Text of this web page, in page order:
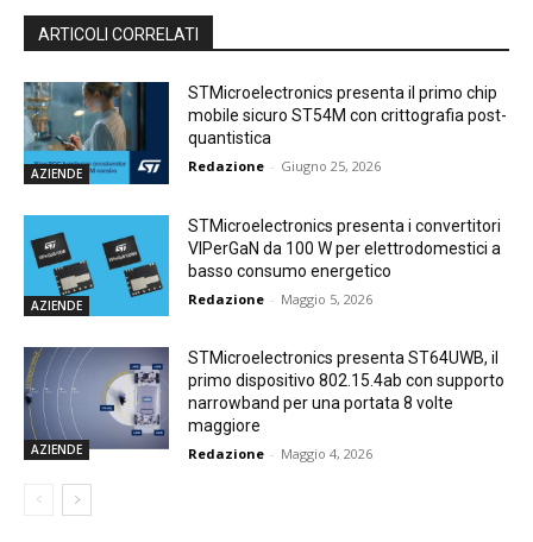
ARTICOLI CORRELATI
AZIENDE
STMicroelectronics presenta il primo chip
mobile sicuro ST54M con crittografia post-
quantistica
Redazione - Giugno 25, 2026
AZIENDE
STMicroelectronics presenta i convertitori
VIPerGaN da 100 W per elettrodomestici a
basso consumo energetico
Redazione - Maggio 5, 2026
AZIENDE
STMicroelectronics presenta ST64UWB, il
primo dispositivo 802.15.4ab con supporto
narrowband per una portata 8 volte
maggiore
Redazione - Maggio 4, 2026